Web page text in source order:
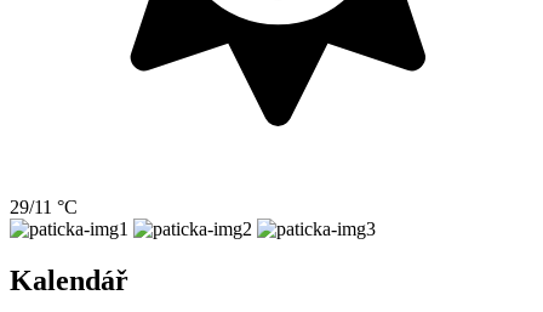
29/11 °C
Kalendář